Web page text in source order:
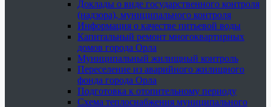
Доклады о виде государственного контроля
(надзора), муниципального контроля
Информация о качестве питьевой воды
Капитальный ремонт многоквартирных
домов города Орла
Муниципальный жилищный контроль
Переселение из аварийного жилищного
фонда города Орла
Подготовка к отопительному периоду
Схема теплоснабжения муниципального